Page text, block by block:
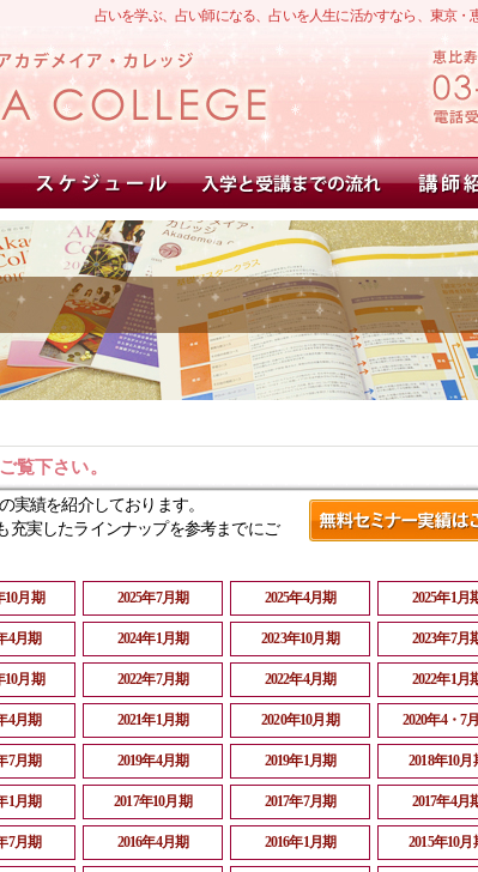
占いを学ぶ、占い師になる、占いを人生に活かすなら、東京
覧下さい。
実績を紹介しております。
充実したラインナップを参考までにご
10月期 2025年7月期 2025年4月期 2025年1月
4月期 2024年1月期 2023年10月期 2023年7月
10月期 2022年7月期 2022年4月期 2022年1月
4月期 2021年1月期 2020年10月期 2020年4・7
7月期 2019年4月期 2019年1月期 2018年10月
1月期 2017年10月期 2017年7月期 2017年4月
7月期 2016年4月期 2016年1月期 2015年10月